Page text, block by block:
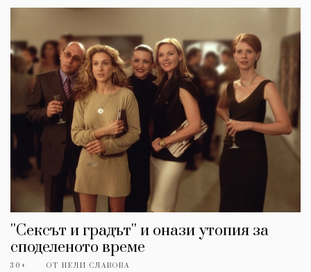
''Сексът и градът'' и онази утопия за
споделеното време
30+ ОТ НЕЛИ СЛАВОВА
КАТЕГОРИИ
Wine&Dine
Подкасти
Мода
Изкуство
Красота
Цветно
Гурме
Пътувай
ЗА НАС
Условия за
ползване
За нас
Реклама
Политика за
ModerenDom